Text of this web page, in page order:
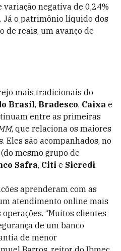
negativa de 0,24%
Já o patrimônio líquido dos
de reais, um avanço de
mais tradicionais do
Brasil, Bradesco, Caixa e
entre as primeiras
, que relaciona os maiores
Eles são acompanhados, no
(do mesmo grupo de
Safra, Citi e Sicredi.
aprenderam com as
atendimento online mais
“Muitos clientes
de um banco
de menor